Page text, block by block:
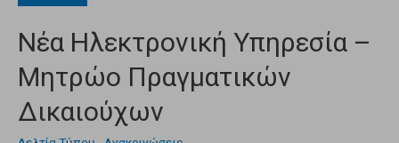
Νέα Ηλεκτρονική Υπηρεσία –
Μητρώο Πραγματικών
Δικαιούχων